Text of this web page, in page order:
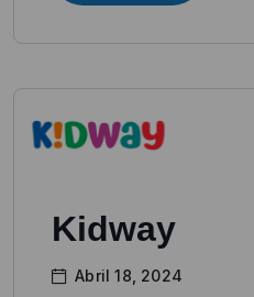
Kidway
Abril 18, 2024